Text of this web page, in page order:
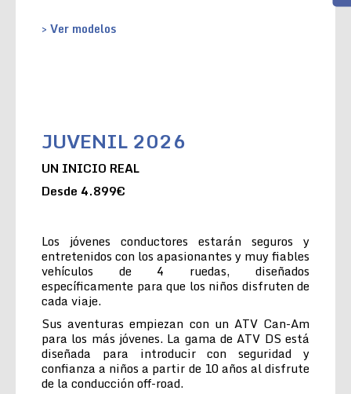
> Ver modelos
JUVENIL 2026
UN INICIO REAL
Desde 4.899€
Los jóvenes conductores estarán seguros y
entretenidos con los apasionantes y muy fiables
vehículos de 4 ruedas, diseñados
específicamente para que los niños disfruten de
cada viaje.
Sus aventuras empiezan con un ATV Can-Am
para los más jóvenes. La gama de ATV DS está
diseñada para introducir con seguridad y
confianza a niños a partir de 10 años al disfrute
de la conducción off-road.